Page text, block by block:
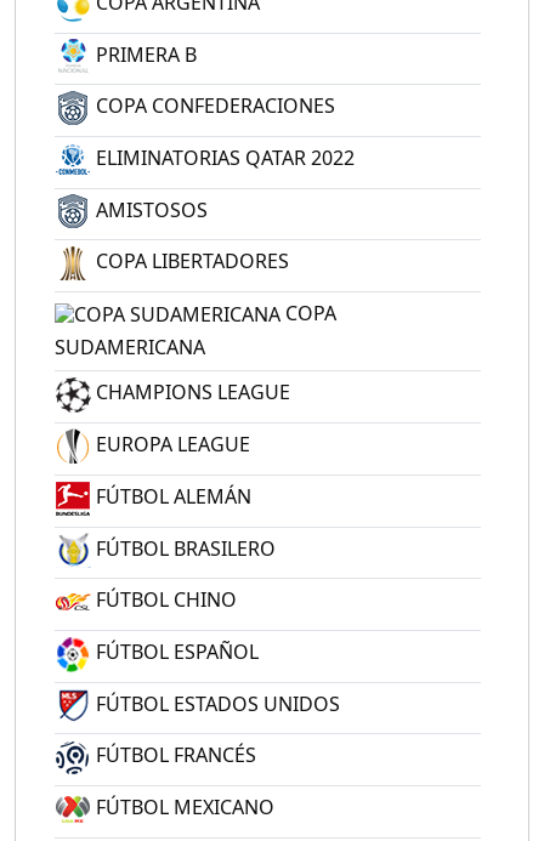
PRIMERA B
COPA CONFEDERACIONES
ELIMINATORIAS QATAR 2022
AMISTOSOS
COPA LIBERTADORES
COPA
SUDAMERICANA
CHAMPIONS LEAGUE
EUROPA LEAGUE
FÚTBOL ALEMÁN
FÚTBOL BRASILERO
FÚTBOL CHINO
FÚTBOL ESPAÑOL
FÚTBOL ESTADOS UNIDOS
FÚTBOL FRANCÉS
FÚTBOL MEXICANO